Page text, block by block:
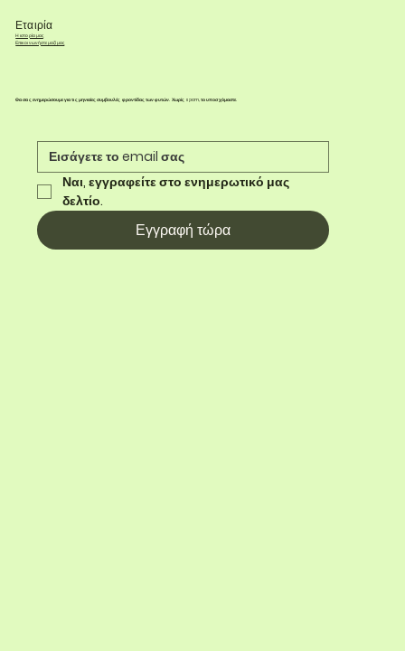
Εταιρία
Η ιστορία μας
Επικοινωνήστε μαζί μας
Θα σας ενημερώσουμε για τις μηνιαίες συμβουλές φροντίδας των φυτών. Χωρίς spam, το υποσχόμαστε.
Ναι, εγγραφείτε στο ενημερωτικό μας
δελτίο.
Εγγραφή τώρα